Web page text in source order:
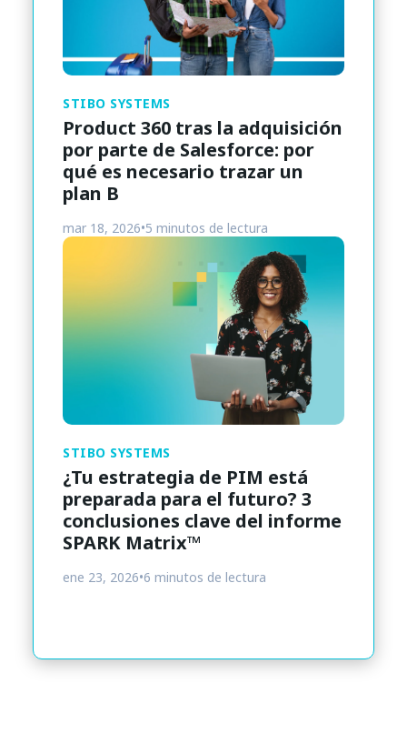
STIBO SYSTEMS
Product 360 tras la adquisición
por parte de Salesforce: por
qué es necesario trazar un
plan B
mar 18, 2026•5 minutos de lectura
STIBO SYSTEMS
¿Tu estrategia de PIM está
preparada para el futuro? 3
conclusiones clave del informe
SPARK Matrix™
ene 23, 2026•6 minutos de lectura